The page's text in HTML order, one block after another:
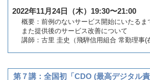
2022年11月24日（木）19:30〜21:00
概要：前例のないサービス開始にいたるま
また提供後のサービス改善について
講師：古里 圭史（飛騨信用組合 常勤理事(
第７講：全国初「CDO (最高デジタル